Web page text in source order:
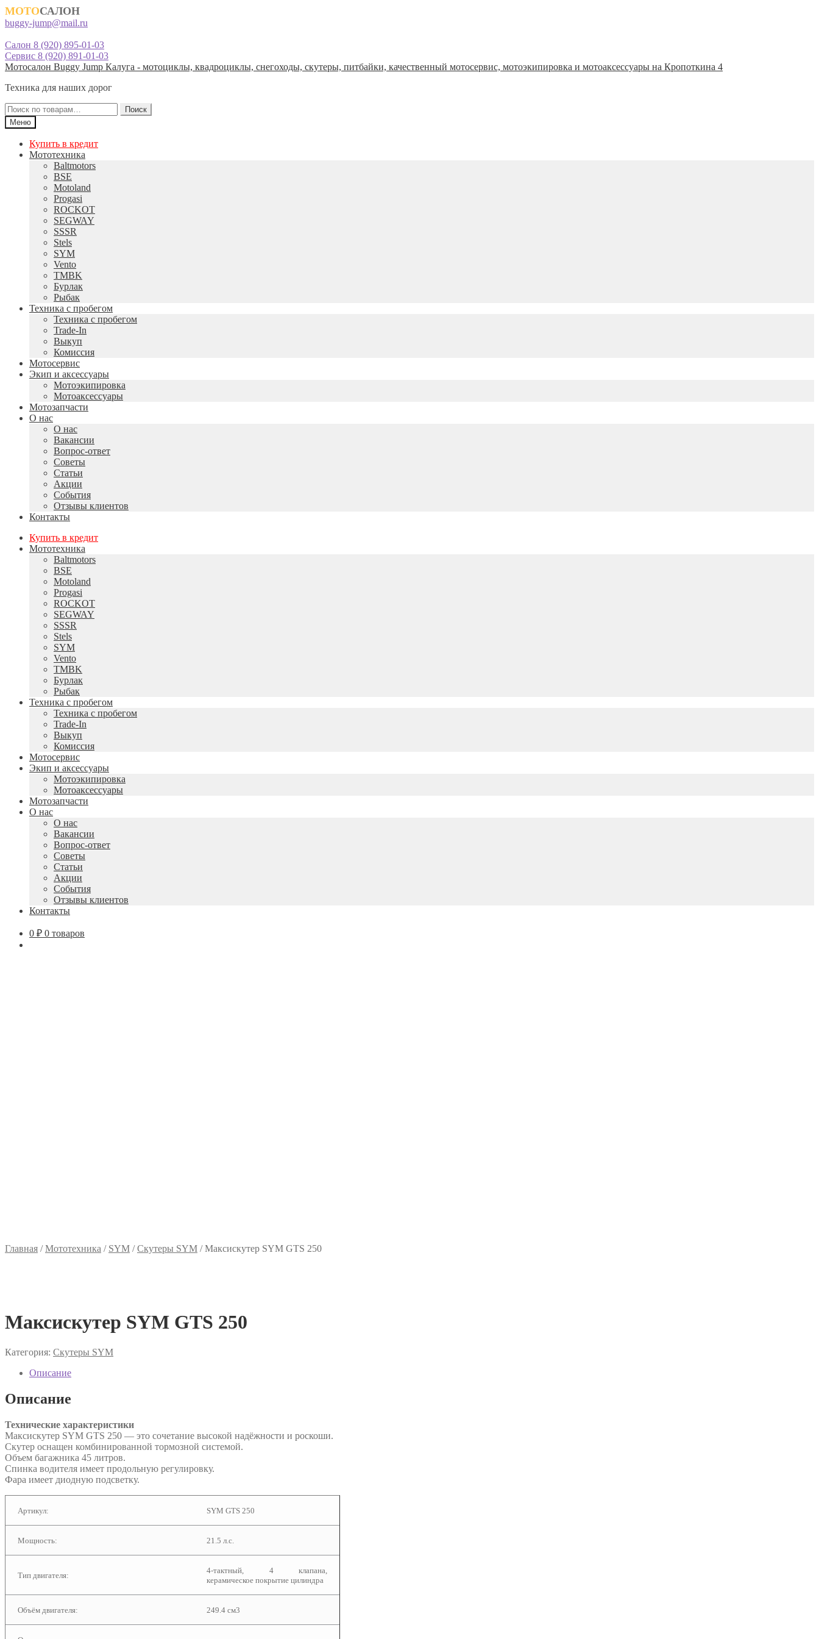
МОТОСАЛОН
buggy-jump@mail.ru
Салон 8 (920) 895-01-03
Сервис 8 (920) 891-01-03
Перейти
навигации
Перейти
содержимому
Мотосалон Buggy Jump Калуга - мотоциклы, квадроциклы, снегоходы, скутеры, питбайки, качественный мотосервис, мотоэкипировка и мотоаксессуары на Кропоткина 4
Техника для наших дорог
Искать:
Поиск
Меню
Купить в кредит
Мототехника
Baltmotors
BSE
Motoland
Progasi
ROCKOT
SEGWAY
SSSR
Stels
SYM
Vento
TMBK
Бурлак
Рыбак
Техника с пробегом
Техника с пробегом
Trade-In
Выкуп
Комиссия
Мотосервис
Экип и аксессуары
Мотоэкипировка
Мотоаксессуары
Мотозапчасти
О нас
О нас
Вакансии
Вопрос-ответ
Советы
Статьи
Акции
События
Отзывы клиентов
Контакты
Купить в кредит
Мототехника
Baltmotors
BSE
Motoland
Progasi
ROCKOT
SEGWAY
SSSR
Stels
SYM
Vento
TMBK
Бурлак
Рыбак
Техника с пробегом
Техника с пробегом
Trade-In
Выкуп
Комиссия
Мотосервис
Экип и аксессуары
Мотоэкипировка
Мотоаксессуары
Мотозапчасти
О нас
О нас
Вакансии
Вопрос-ответ
Советы
Статьи
Акции
События
Отзывы клиентов
Контакты
0 ₽ 0 товаров
Главная /Мототехника / SYM /Скутеры SYM /Максискутер SYM GTS 250
Максискутер SYM GTS 250
Категория: Скутеры SYM
Описание
Описание
Технические характеристики
Максискутер SYM GTS 250 — это сочетание высокой надёжности и роскоши.
Скутер оснащен комбинированной тормозной системой.
Объем багажника 45 литров.
Спинка водителя имеет продольную регулировку.
Фара имеет диодную подсветку.
Артикул: SYM GTS 250
Мощность: 21.5 л.с.
Тип двигателя:
4-тактный, 4 клапана,
керамическое покрытие цилиндра
Объём двигателя: 249.4 см3